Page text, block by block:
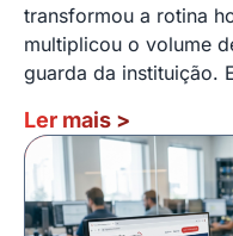
transformou a rotina
multiplicou o volume
guarda da instituição.
Ler mais >